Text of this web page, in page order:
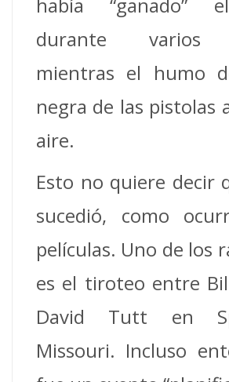
durante varios
mientras el humo
negra de las pistolas
aire.
Esto no quiere decir
sucedió, como
películas. Uno de los
es el tiroteo entre
David Tutt en
Missouri. Incluso